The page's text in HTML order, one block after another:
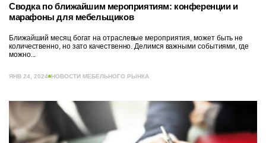
Сводка по ближайшим мероприятиям: конференции и
марафоны для мебельщиков
Ближайший месяц богат на отраслевые мероприятия, может быть не
количественно, но зато качественно. Делимся важными событиями, где
можно...
ЯНВ 24, 2024 НОВОСТИ МЕБЕЛЬНОГО РЫНКА